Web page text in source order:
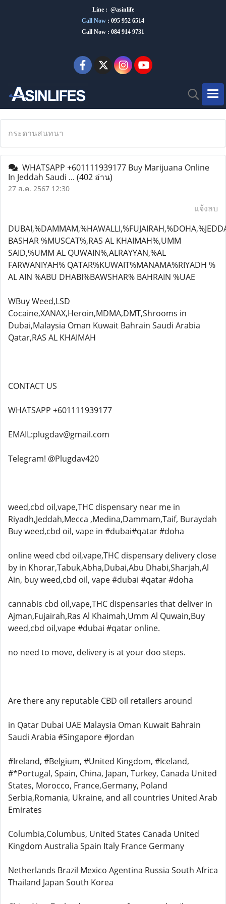
Line : @asinlife
Call Now : 095 952 6514
Call Now : 084 914 9731
กระดานสนทนา
WHATSAPP +601111939177 Buy Marijuana Online
In Jeddah Saudi ... (402 อ่าน)
27 ส.ค. 2567 12:30
แจ้งลบ
BASHAR %MUSCAT%,RAS AL KHAIMAH%,UMM
SAID,%UMM AL QUWAIN%,ALRAYYAN,%AL
FARWANIYAH% QATAR%KUWAIT%MANAMA%RIYADH %
AL AIN %ABU DHABI%BAWSHAR% BAHRAIN %UAE
WBuy Weed,LSD
Cocaine,XANAX,Heroin,MDMA,DMT,Shrooms in
Dubai,Malaysia Oman Kuwait Bahrain Saudi Arabia
Qatar,RAS AL KHAIMAH
CONTACT US
WHATSAPP +601111939177
EMAIL:plugdav@gmail.com
Telegram! @Plugdav420
weed,cbd oil,vape,THC dispensary near me in
Riyadh,Jeddah,Mecca ,Medina,Dammam,Taif, Buraydah
Buy weed,cbd oil, vape in #dubai#qatar #doha
online weed cbd oil,vape,THC dispensary delivery close
by in Khorar,Tabuk,Abha,Dubai,Abu Dhabi,Sharjah,Al
Ain, buy weed,cbd oil, vape #dubai #qatar #doha
cannabis cbd oil,vape,THC dispensaries that deliver in
Ajman,Fujairah,Ras Al Khaimah,Umm Al Quwain,Buy
weed,cbd oil,vape #dubai #qatar online.
no need to move, delivery is at your doo steps.
Are there any reputable CBD oil retailers around
in Qatar Dubai UAE Malaysia Oman Kuwait Bahrain
Saudi Arabia #Singapore #Jordan
#Ireland, #Belgium, #United Kingdom, #Iceland,
#*Portugal, Spain, China, Japan, Turkey, Canada United
States, Morocco, France,Germany, Poland
Serbia,Romania, Ukraine, and all countries United Arab
Emirates
Columbia,Columbus, United States Canada United
Kingdom Australia Spain Italy France Germany
Netherlands Brazil Mexico Agentina Russia South Africa
Thailand Japan South Korea